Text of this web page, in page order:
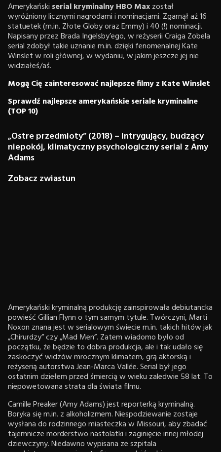
Amerykański serial kryminalny HBO Maxzostał
wyróżniony licznymi nagrodami i nominacjami. Zgarnął aż 16
statuetek (m.in. Złote Globy oraz Emmy) i 40 (!) nominacji.
Napisany przez Brada Ingelsby’ego, w reżyserii Craiga Zobela
serial zdobył takie uznanie m.in. dzięki fenomenalnej Kate
Winslet w roli głównej, w wydaniu, w jakim jeszcze jej nie
widziałeś/aś.
Mogą Cię zainteresować najlepsze filmy z Kate Winslet
Sprawdź najlepsze amerykańskie seriale kryminalne
(TOP 10)
„Ostre przedmioty” (2018) – intrygujący, budzący
niepokój, klimatyczny psychologiczny serial z Amy
Adams
Zobacz zwiastun
Amerykański kryminalną produkcję zainspirowała debiutancka
powieść Gillian Flynn o tym samym tytule. Twórczyni, Marti
Noxon znana jest w serialowym świecie m.in. takich hitów jak
„Chirurdzy” czy „Mad Men”. Zatem wiadomo było od
początku, że będzie to dobra produkcja, ale i tak udało się
zaskoczyć widzów mrocznym klimatem, grą aktorską i
reżyserią autorstwa Jean-Marca Vallée. Serial był jego
ostatnim dziełem przed śmiercią w wieku zaledwie 58 lat. To
niepowetowana strata dla świata filmu.
Camille Preaker (Amy Adams) jest reporterką kryminalną.
Boryka się m.in. z alkoholizmem. Niespodziewanie zostaje
wysłana do rodzinnego miasteczka w Missouri, aby zbadać
tajemnicze morderstwo nastolatki i zaginięcie innej młodej
dziewczyny. Niedawno wypisana ze szpitala